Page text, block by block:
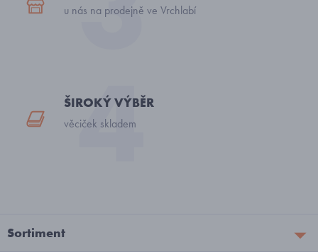
u nás na prodejně ve Vrchlabí
ŠIROKÝ VÝBĚR
věciček skladem
Sortiment